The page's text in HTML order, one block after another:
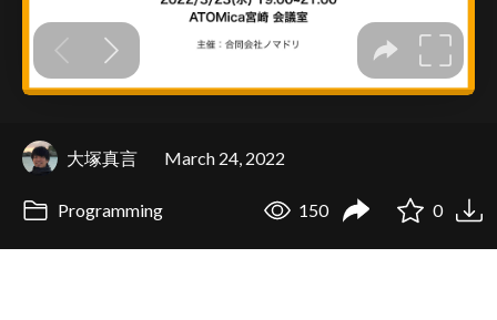
大塚真言 March 24, 2022
Programming 150 0